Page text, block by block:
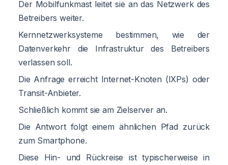
Der Mobilfunkmast leitet sie an das Netzwerk des
Betreibers weiter.
Kernnetzwerksysteme bestimmen, wie der
Datenverkehr die Infrastruktur des Betreibers
verlassen soll.
Die Anfrage erreicht Internet-Knoten (IXPs) oder
Transit-Anbieter.
Schließlich kommt sie am Zielserver an.
Die Antwort folgt einem ähnlichen Pfad zurück
zum Smartphone.
Diese Hin- und Rückreise ist typischerweise in